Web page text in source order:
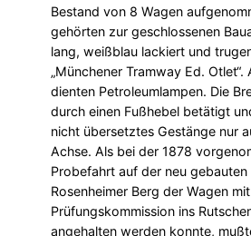
Bestand von 8 Wagen
gehörten zur geschlossenen
lang, weißblau lackiert und
„Münchener Tramway Ed. Otlet“.
dienten Petroleumlampen. Die
durch einen Fußhebel betätigt
nicht übersetztes Gestänge nur
Achse. Als bei der 1878
Probefahrt auf der neu
Rosenheimer Berg der Wagen
Prüfungskommission ins
angehalten werden konnte,